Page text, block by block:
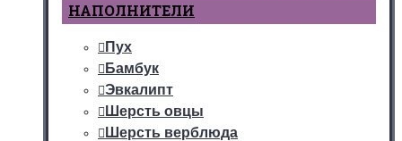
НАПОЛНИТЕЛИ
Пух
Бамбук
Эвкалипт
Шерсть овцы
Шерсть верблюда